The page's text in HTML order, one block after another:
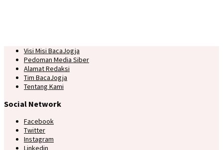
Visi Misi BacaJogja
Pedoman Media Siber
Alamat Redaksi
Tim BacaJogja
Tentang Kami
Social Network
Facebook
Twitter
Instagram